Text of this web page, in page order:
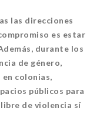
las direcciones
es estar
durante los
de género,
colonias,
públicos para
de violencia sí